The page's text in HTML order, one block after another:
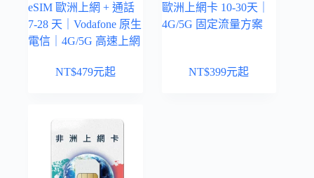
eSIM 歐洲上網 + 通話
7-28 天｜Vodafone 原生
電信｜4G/5G 高速上網
NT$479元起
歐洲上網卡 10-30天｜
4G/5G 固定流量方案
NT$399元起